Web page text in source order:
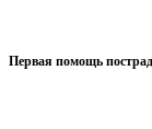
Первая помощь